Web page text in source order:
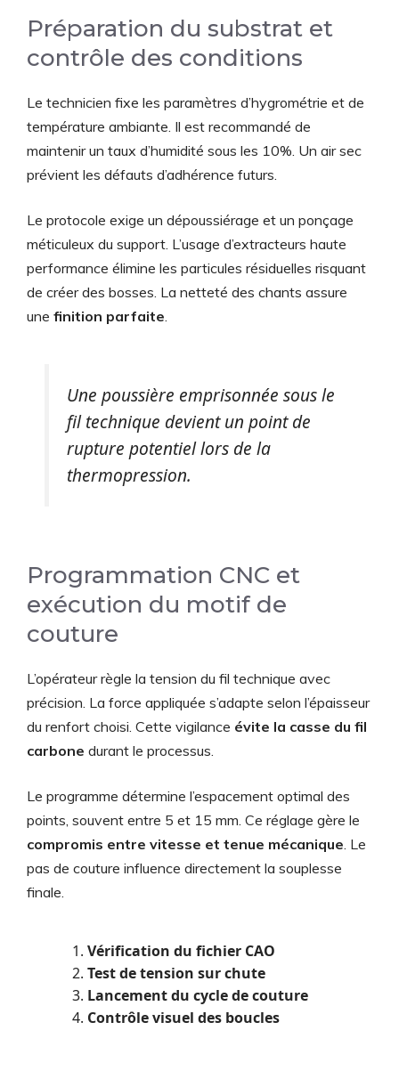
Préparation du substrat et
contrôle des conditions
Le technicien fixe les paramètres d’hygrométrie et de
température ambiante. Il est recommandé de
maintenir un taux d’humidité sous les 10%. Un air sec
prévient les défauts d’adhérence futurs.
Le protocole exige un dépoussiérage et un ponçage
méticuleux du support. L’usage d’extracteurs haute
performance élimine les particules résiduelles risquant
de créer des bosses. La netteté des chants assure
une finition parfaite.
Une poussière emprisonnée sous le
fil technique devient un point de
rupture potentiel lors de la
thermopression.
Programmation CNC et
exécution du motif de
couture
L’opérateur règle la tension du fil technique avec
précision. La force appliquée s’adapte selon l’épaisseur
du renfort choisi. Cette vigilance évite la casse du fil
carbone durant le processus.
Le programme détermine l’espacement optimal des
points, souvent entre 5 et 15 mm. Ce réglage gère le
compromis entre vitesse et tenue mécanique. Le
pas de couture influence directement la souplesse
finale.
Vérification du fichier CAO
Test de tension sur chute
Lancement du cycle de couture
Contrôle visuel des boucles